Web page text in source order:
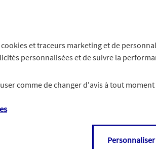
vous concernant. Pour plus
cookies et traceurs marketing et de
personnalisées et de suivre la
comme de changer d'avis à tout